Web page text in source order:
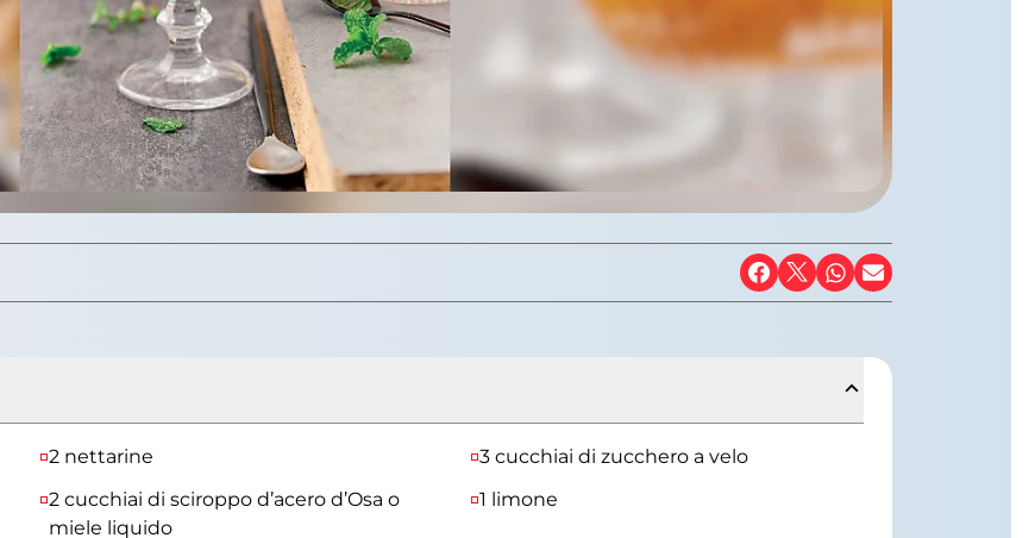
2 nettarine
3 cucchiai di zucchero a velo
2 cucchiai di sciroppo d’acero d’Osa o
miele liquido
1 limone